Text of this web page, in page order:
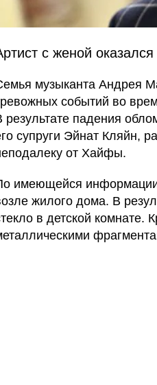
с женой
музыканта Андрея
событий во
результате падения
супруги Эйнат Кляйн,
от Хайфы.
имеющейся
жилого дома. В
в детской комнате.